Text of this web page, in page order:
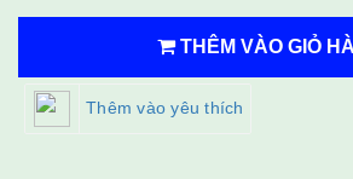
THÊM VÀO GIỎ
Thêm vào yêu thích